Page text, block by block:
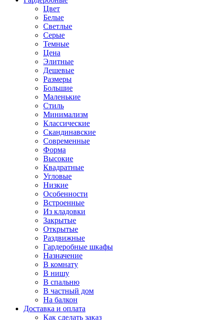
Цвет
Белые
Светлые
Серые
Темные
Цена
Элитные
Дешевые
Размеры
Большие
Маленькие
Стиль
Минимализм
Классические
Скандинавские
Современные
Форма
Высокие
Квадратные
Угловые
Низкие
Особенности
Встроенные
Из кладовки
Закрытые
Открытые
Раздвижные
Гардеробные шкафы
Назначение
В комнату
В нишу
В спальню
В частный дом
На балкон
Доставка и оплата
Как сделать заказ